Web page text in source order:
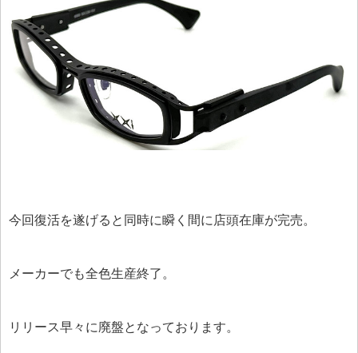
今回復活を遂げると同時に瞬く間に店頭在庫が完売。
メーカーでも全色生産終了。
リリース早々に廃盤となっております。